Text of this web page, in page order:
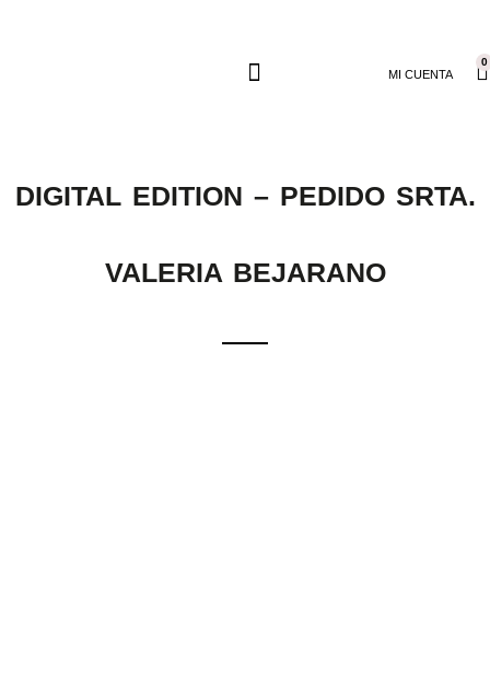
MI CUENTA
0
DIGITAL EDITION – PEDIDO SRTA.
VALERIA BEJARANO